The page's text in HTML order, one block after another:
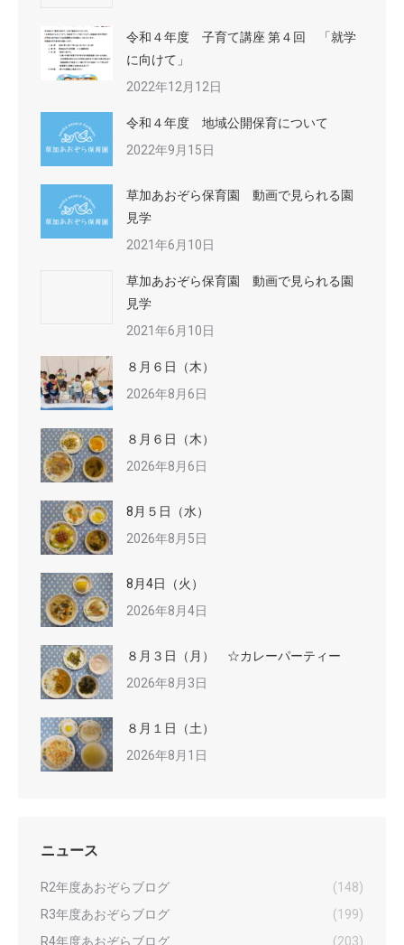
令和４年度 子育て講座 第４回 「就学
に向けて」
2022年12月12日
令和４年度 地域公開保育について
2022年9月15日
草加あおぞら保育園 動画で見られる園
見学
2021年6月10日
草加あおぞら保育園 動画で見られる園
見学
2021年6月10日
８月６日（木）
2026年8月6日
８月６日（木）
2026年8月6日
8月５日（水）
2026年8月5日
8月4日（火）
2026年8月4日
８月３日（月） ☆カレーパーティー
2026年8月3日
８月１日（土）
2026年8月1日
ニュース
R2年度あおぞらブログ
(148)
R3年度あおぞらブログ
(199)
R4年度あおぞらブログ
(203)